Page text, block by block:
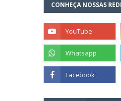
CONHEÇA NOSSAS